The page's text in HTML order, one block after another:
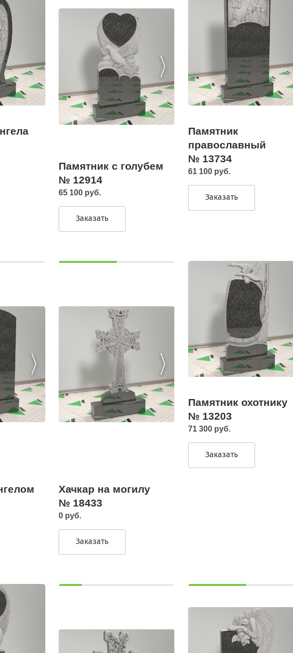
Памятник с голубем
№ 12914
65 100 руб.
Заказать
Памятник
православный
№ 13734
61 100 руб.
Заказать
Хачкар на могилу
№ 18433
0 руб.
Заказать
Памятник охотнику
№ 13203
71 300 руб.
Заказать